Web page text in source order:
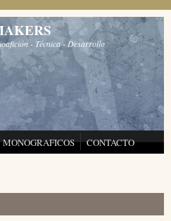
- Técnica - Desarrollo
MONOGRAFICOS CONTACTO